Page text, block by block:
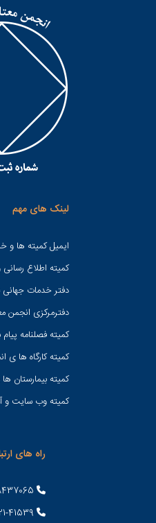
لینک های مهم
ایمیل کمیته ها و
کميته اطلاع
دفتر خدمات جهانی
دفترمرکزی انجمن
کمیته فصلنامه پیام
کمیته کارگاه ها ی
کمیته بیمارستان
کمیته وب سایت
راه های